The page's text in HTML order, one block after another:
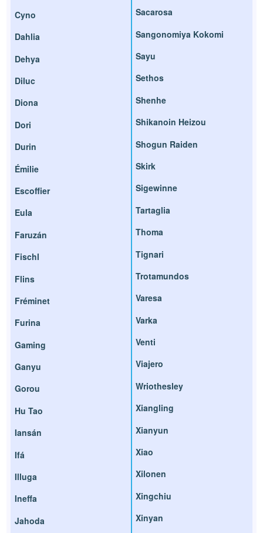
Cyno
Dahlia
Dehya
Diluc
Diona
Dori
Durin
Émilie
Escoffier
Eula
Faruzán
Fischl
Flins
Fréminet
Furina
Gaming
Ganyu
Gorou
Hu Tao
Iansán
Ifá
Illuga
Ineffa
Jahoda
Sacarosa
Sangonomiya Kokomi
Sayu
Sethos
Shenhe
Shikanoin Heizou
Shogun Raiden
Skirk
Sigewinne
Tartaglia
Thoma
Tignari
Trotamundos
Varesa
Varka
Venti
Viajero
Wriothesley
Xiangling
Xianyun
Xiao
Xilonen
Xingchiu
Xinyan